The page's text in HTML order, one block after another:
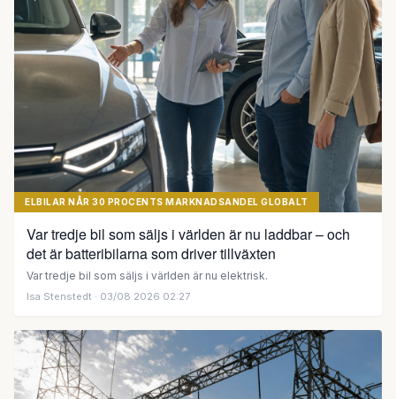
ELBILAR NÅR 30 PROCENTS MARKNADSANDEL GLOBALT
Var tredje bil som säljs i världen är nu laddbar – och
det är batteribilarna som driver tillväxten
Var tredje bil som säljs i världen är nu elektrisk.
Isa Stenstedt · 03/08 2026 02:27